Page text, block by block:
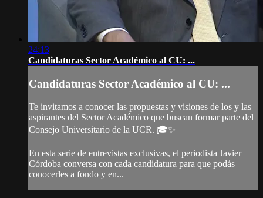
24:13
Candidaturas Sector Académico al CU: ...
Candidaturas Sector Académico al CU: ...
Te invitamos a conocer las propuestas y visiones de los y las
aspirantes del Sector Académico que buscan formar parte del
Consejo Universitario de la UCR. 🎓✨
En esta serie de entrevistas exclusivas, el periodista Javier
Córdoba conversa con cada candidatura para que podás
conocerles a fondo y en...